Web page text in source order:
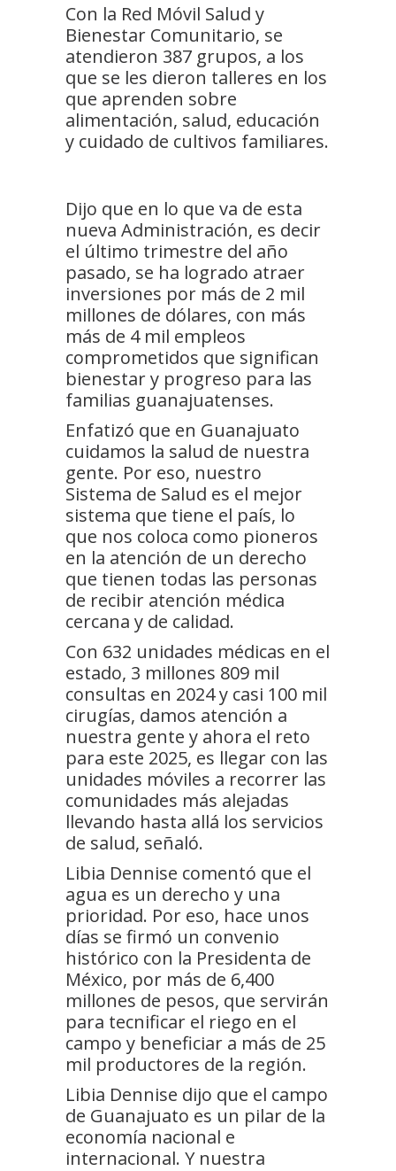
Con la Red Móvil Salud y
Bienestar Comunitario, se
atendieron 387 grupos, a los
que se les dieron talleres en los
que aprenden sobre
alimentación, salud, educación
y cuidado de cultivos familiares.
Dijo que en lo que va de esta
nueva Administración, es decir
el último trimestre del año
pasado, se ha logrado atraer
inversiones por más de 2 mil
millones de dólares, con más
más de 4 mil empleos
comprometidos que significan
bienestar y progreso para las
familias guanajuatenses.
Enfatizó que en Guanajuato
cuidamos la salud de nuestra
gente. Por eso, nuestro
Sistema de Salud es el mejor
sistema que tiene el país, lo
que nos coloca como pioneros
en la atención de un derecho
que tienen todas las personas
de recibir atención médica
cercana y de calidad.
Con 632 unidades médicas en el
estado, 3 millones 809 mil
consultas en 2024 y casi 100 mil
cirugías, damos atención a
nuestra gente y ahora el reto
para este 2025, es llegar con las
unidades móviles a recorrer las
comunidades más alejadas
llevando hasta allá los servicios
de salud, señaló.
Libia Dennise comentó que el
agua es un derecho y una
prioridad. Por eso, hace unos
días se firmó un convenio
histórico con la Presidenta de
México, por más de 6,400
millones de pesos, que servirán
para tecnificar el riego en el
campo y beneficiar a más de 25
mil productores de la región.
Libia Dennise dijo que el campo
de Guanajuato es un pilar de la
economía nacional e
internacional. Y nuestra